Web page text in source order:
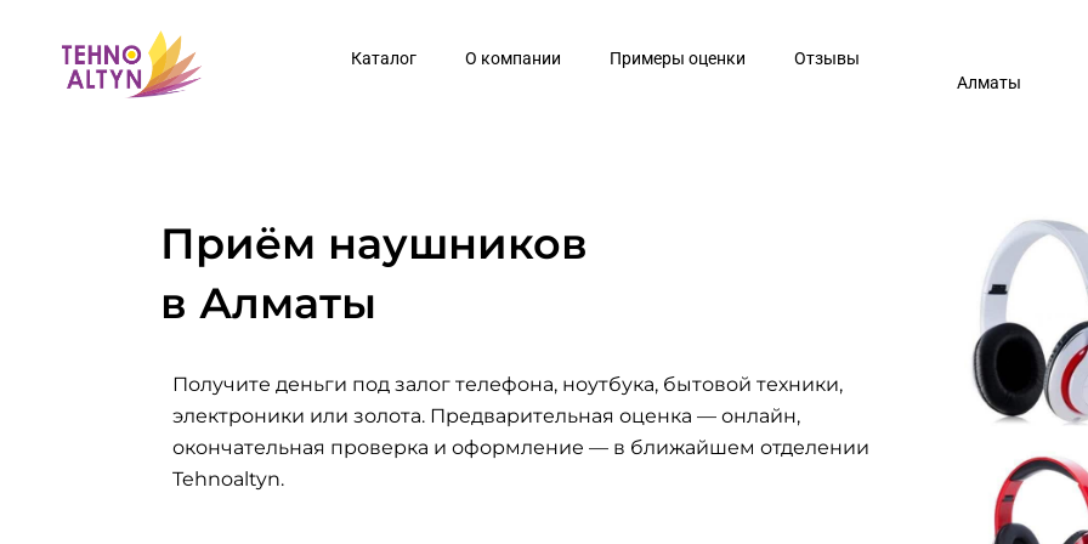
содержимому
Каталог О компании Примеры оценки
Отзывы
Алматы
Приём наушников
в Алматы
Получите деньги под залог телефона, ноутбука, бытовой техники,
электроники или золота. Предварительная оценка — онлайн,
окончательная проверка и оформление — в ближайшем отделении
Tehnoaltyn.